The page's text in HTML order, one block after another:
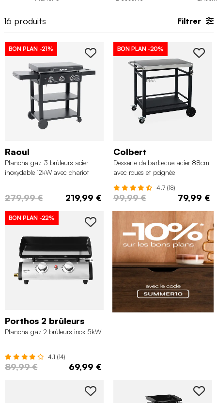
livraison rapide
. Le plus dur est de choisir votre pack cuisson
16 produits Filtrer
BON PLAN -21%
Raoul
Plancha gaz 3 brûleurs acier
inoxydable 12kW avec chariot
279,99 € 219,99 €
BON PLAN -20%
Colbert
Desserte de barbecue acier 88cm
avec roues et poignée
4.7 (18)
99,99 € 79,99 €
BON PLAN -22%
Porthos 2 brûleurs
Plancha gaz 2 brûleurs inox 5kW
4.1 (14)
89,99 € 69,99 €